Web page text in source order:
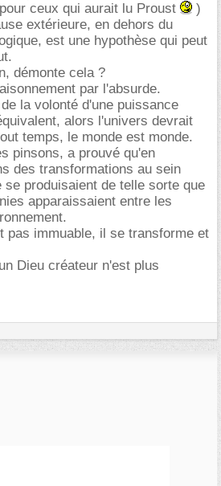
ceux qui aurait lu Proust
)
extérieure, en dehors du
est une hypothèse qui peut
démonte cela ?
par l'absurde.
la volonté d'une puissance
alors l'univers devrait
temps, le monde est monde.
pinsons, a prouvé qu'en
des transformations au sein
se produisaient de telle sorte que
apparaissaient entre les
pas immuable, il se transforme et
Dieu créateur n'est plus